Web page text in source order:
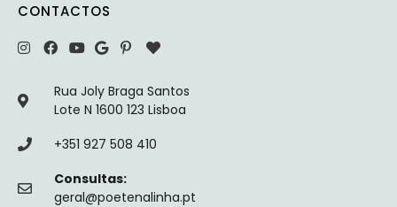
CONTACTOS
Rua Joly Braga Santos
Lote N 1600 123 Lisboa
+351 927 508 410
Consultas:
geral@poetenalinha.pt